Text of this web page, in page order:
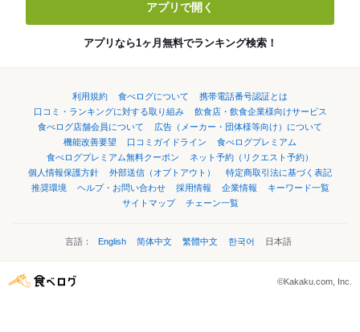
アプリで開く
アプリなら1ヶ月無料でランキング検索！
利用規約 食べログについて
携帯電話番号認証とは
口コミ・ランキングに対する取り組み
飲食店・飲食企業様向けサービス
食べログ店舗会員について
広告（メーカー・団体様等向け）について
機能改善要望
口コミガイドライン
食べログプレミアム
食べログプレミアム無料クーポン
ネット予約（リクエスト予約）
個人情報保護方針
外部送信（オプトアウト）
特定商取引法に基づく表記
推奨環境
ヘルプ・お問い合わせ 採用情報 企業情報
キーワード一覧
サイトマップ
チェーン一覧
言語： English 简体中文 繁體中文 한국어 日本語
©Kakaku.com, Inc.